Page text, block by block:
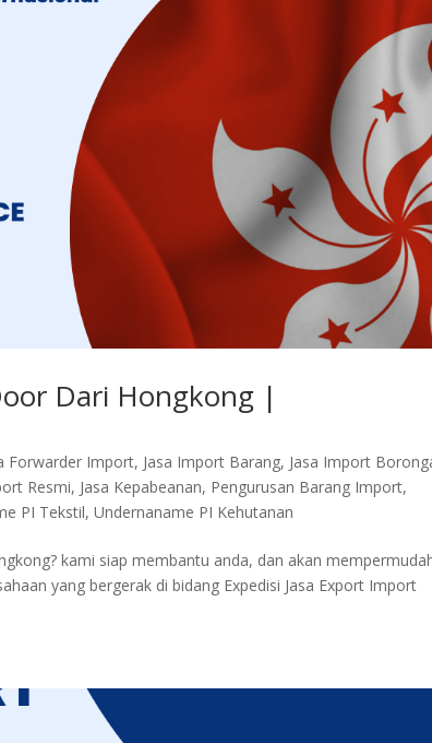
Dari Hongkong |
Forwarder Import, Jasa Import Barang, Jasa Import
Resmi, Jasa Kepabeanan, Pengurusan Barang Import,
PI Tekstil,Undernaname PI Kehutanan
kami siap membantu anda, dan akan
yang bergerak di bidang Expedisi Jasa Export Import